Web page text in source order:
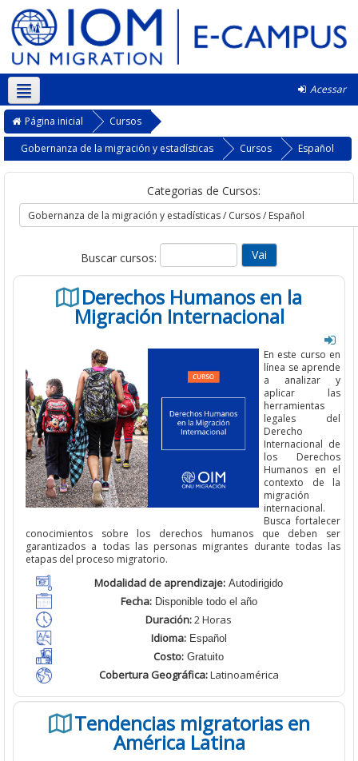
Acessar
Português - Brasil ‎(pt_br)‎
Página inicial
Cursos
Gobernanza de la migración y estadísticas
Cursos Español
Categorias de Cursos:
Buscar cursos:
Derechos Humanos en la
Migración Internacional
En este curso en
línea se aprende
a analizar y
aplicar las
herramientas
legales del
Derecho
Internacional de
los Derechos
Humanos en el
contexto de la
migración
internacional.
Busca fortalecer
conocimientos sobre los derechos humanos que deben ser
garantizados a todas las personas migrantes durante todas las
etapas del proceso migratorio.
Modalidad de aprendizaje: Autodirigido
Fecha:Disponible todo el año
Duración:2 Horas
Idioma:Español
Costo: Gratuito
Cobertura Geográfica:Latinoamérica
Tendencias migratorias en
América Latina